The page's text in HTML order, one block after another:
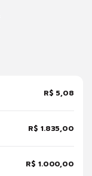
R$ 5,08
R$ 1.835,00
R$ 1.000,00